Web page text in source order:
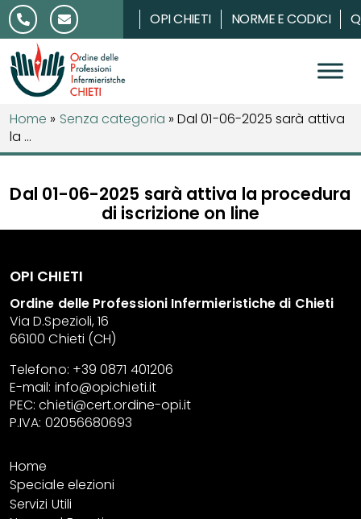
Salta al contenuto
OPI CHIETI NORME E CODICI
Home » Senza categoria »Dal 01-06-2025 sarà attiva
la ...
Dal 01-06-2025 sarà attiva la procedura
di iscrizione on line
OPI CHIETI
Ordine delle Professioni Infermieristiche di Chieti
Via D.Spezioli, 16
66100 Chieti (CH)
Telefono: +39 0871 401206
E-mail: info@opichieti.it
PEC:chieti@cert.ordine-opi.it
P.IVA: 02056680693
Home
Speciale elezioni
Servizi Utili